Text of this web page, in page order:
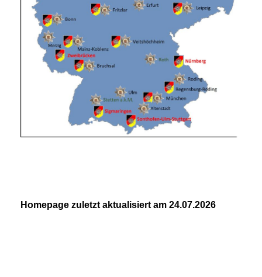
Homepage zuletzt aktualisiert am 24.07.2026